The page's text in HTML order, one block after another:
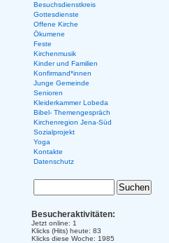
Besuchsdienstkreis
Gottesdienste
Offene Kirche
Ökumene
Feste
Kirchenmusik
Kinder und Familien
Konfirmand*innen
Junge Gemeinde
Senioren
Kleiderkammer Lobeda
Bibel- Themengespräch
Kirchenregion Jena-Süd
Sozialprojekt
Yoga
Kontakte
Datenschutz
Besucheraktivitäten:
Jetzt online: 1
Klicks (Hits) heute: 83
Klicks diese Woche: 1985